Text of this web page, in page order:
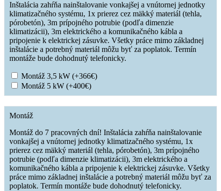
Inštalácia zahŕňa nainštalovanie vonkajšej a vnútornej jednotky
klimatizačného systému, 1x prierez cez mäkký materiál (tehla,
pórobetón), 3m prípojného potrubie (podľa dimenzie
klimatizácii), 3m elektrického a komunikačného kábla a
pripojenie k elektrickej zásuvke. Všetky práce mimo základnej
inštalácie a potrebný materiál môžu byť za poplatok. Termín
montáže bude dohodnutý telefonicky.
Montáž 3,5 kW (+366€)
Montáž 5 kW (+400€)
Montáž
Montáž do 7 pracovných dní! Inštalácia zahŕňa nainštalovanie
vonkajšej a vnútornej jednotky klimatizačného systému, 1x
prierez cez mäkký materiál (tehla, pórobetón), 3m prípojného
potrubie (podľa dimenzie klimatizácii), 3m elektrického a
komunikačného kábla a pripojenie k elektrickej zásuvke. Všetky
práce mimo základnej inštalácie a potrebný materiál môžu byť za
poplatok. Termín montáže bude dohodnutý telefonicky.